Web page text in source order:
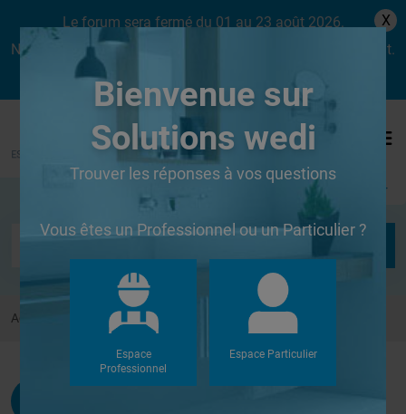
Le forum sera fermé du 01 au 23 août 2026.
Nous aurons le plaisir de vous retrouver dès le lundi 24 août.
X
Se connecter
Accueil Forums Autres Question d'un béotien...
Gabos
Bienvenue sur
Solutions wedi
Trouver les réponses à vos questions
Vous êtes un Professionnel ou un Particulier ?
Espace
Professionnel
Espace Particulier